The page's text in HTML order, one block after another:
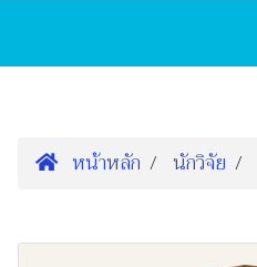
หน้าหลัก นักวิจัย